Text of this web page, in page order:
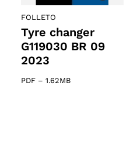
FOLLETO
Tyre changer
G119030 BR 09
2023
PDF – 1.62MB